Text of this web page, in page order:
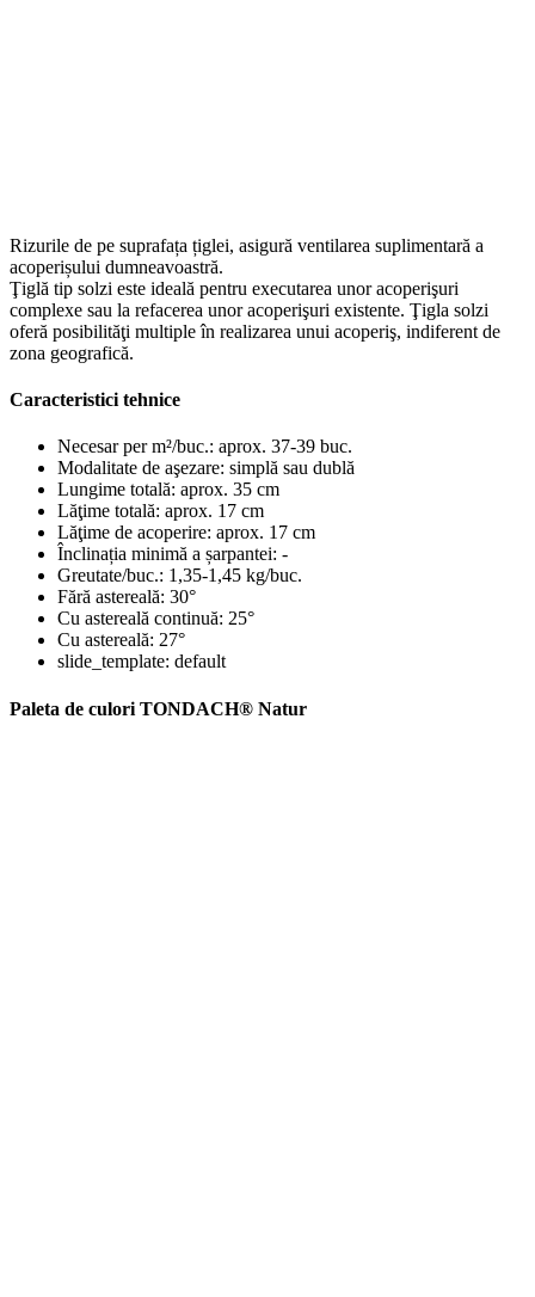
Rizurile de pe suprafața țiglei, asigură ventilarea suplimentară a
acoperișului dumneavoastră.
Ţiglă tip solzi este ideală pentru executarea unor acoperişuri
complexe sau la refacerea unor acoperişuri existente. Ţigla solzi
oferă posibilităţi multiple în realizarea unui acoperiş, indiferent de
zona geografică.
Caracteristici tehnice
Necesar per m²/buc.: aprox. 37-39 buc.
Modalitate de aşezare: simplă sau dublă
Lungime totală: aprox. 35 cm
Lăţime totală: aprox. 17 cm
Lăţime de acoperire: aprox. 17 cm
Înclinația minimă a șarpantei: -
Greutate/buc.: 1,35-1,45 kg/buc.
Fără astereală: 30°
Cu astereală continuă: 25°
Cu astereală: 27°
slide_template: default
Paleta de culori TONDACH® Natur